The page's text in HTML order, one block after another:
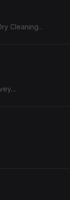
Cleaning...